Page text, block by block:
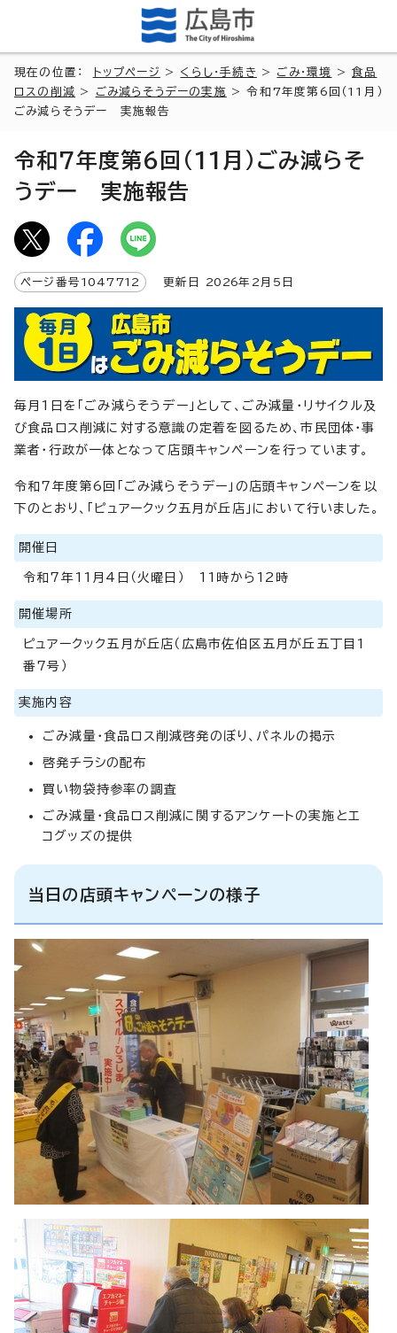
現在の位置： トップページ > くらし・手続き > ごみ・環境 >食品
ロスの削減 > ごみ減らそうデーの実施 > 令和7年度第6回（11月）
ごみ減らそうデー 実施報告
令和7年度第6回（11月）ごみ減らそ
うデー 実施報告
ページ番号 1047712 更新日 2026年2月5日
毎月1日を「ごみ減らそうデー」として、ごみ減量・リサイクル及
び食品ロス削減に対する意識の定着を図るため、市民団体・事
業者・行政が一体となって店頭キャンペーンを行っています。
令和7年度第6回「ごみ減らそうデー」の店頭キャンペーンを以
下のとおり、「ピュアークック五月が丘店」において行いました。
開催日
令和7年11月4日（火曜日） 11時から12時
開催場所
ピュアークック五月が丘店（広島市佐伯区五月が丘五丁目1
番7号）
実施内容
ごみ減量・食品ロス削減啓発のぼり、パネルの掲示
啓発チラシの配布
買い物袋持参率の調査
ごみ減量・食品ロス削減に関するアンケートの実施とエ
コグッズの提供
当日の店頭キャンペーンの様子